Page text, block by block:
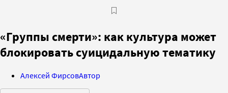
«Группы смерти»: как культура может
блокировать суицидальную тематику
Алексей ФирсовАвтор